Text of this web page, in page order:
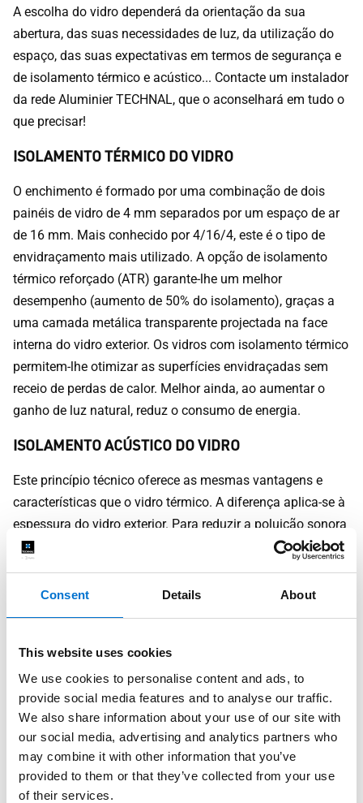
Consent Details About
This website uses cookies
We use cookies to personalise content and ads, to
provide social media features and to analyse our traffic.
We also share information about your use of our site with
our social media, advertising and analytics partners who
may combine it with other information that you’ve
provided to them or that they’ve collected from your use
of their services.
A escolha do vidro dependerá da orientação da sua
abertura, das suas necessidades de luz, da utilização do
espaço, das suas expectativas em termos de segurança e
de isolamento térmico e acústico... Contacte um instalador
da rede Aluminier TECHNAL, que o aconselhará em tudo o
que precisar!
ISOLAMENTO TÉRMICO DO VIDRO
O enchimento é formado por uma combinação de dois
painéis de vidro de 4 mm separados por um espaço de ar
de 16 mm. Mais conhecido por 4/16/4, este é o tipo de
envidraçamento mais utilizado. A opção de isolamento
térmico reforçado (ATR) garante-lhe um melhor
desempenho (aumento de 50% do isolamento), graças a
uma camada metálica transparente projectada na face
interna do vidro exterior. Os vidros com isolamento térmico
permitem-lhe otimizar as superfícies envidraçadas sem
receio de perdas de calor. Melhor ainda, ao aumentar o
ganho de luz natural, reduz o consumo de energia.
ISOLAMENTO ACÚSTICO DO VIDRO
Este princípio técnico oferece as mesmas vantagens e
características que o vidro térmico. A diferença aplica-se à
espessura do vidro exterior. Para reduzir a poluição sonora
(estradas movimentadas, tráfego automóvel, etc.), a
mm, reduzindo assim a almofada de ar de 16 mm para 10
VIDROS DE SEGURANÇA
O vidro de segurança combina o vidro térmico com o vidro
de segurança laminado (várias folhas de vidro coladas
com uma película de plástico transparente).
VIDRO TRIPLO
Também estão disponíveis combinações de vidro duplo